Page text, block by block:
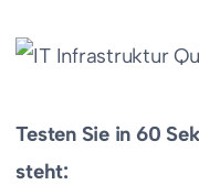
Testen Sie in 60
steht: